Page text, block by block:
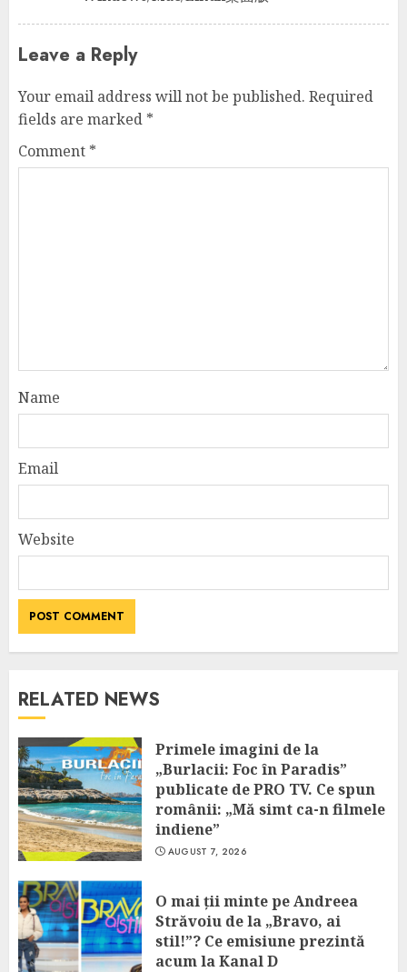
Leave a Reply
Your email address will not be published. Required
fields are marked *
Comment *
Name
Email
Website
RELATED NEWS
Primele imagini de la
„Burlacii: Foc în Paradis”
publicate de PRO TV. Ce spun
românii: „Mă simt ca-n filmele
indiene”
AUGUST 7, 2026
O mai ții minte pe Andreea
Străvoiu de la „Bravo, ai
stil!”? Ce emisiune prezintă
acum la Kanal D